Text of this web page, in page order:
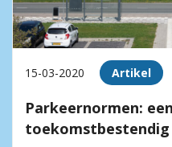
15-03-2020 Artikel
Parkeernormen: